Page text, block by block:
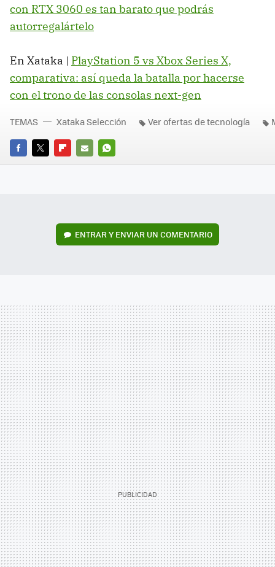
con RTX 3060 es tan barato que podrás
autorregalártelo
En Xataka | PlayStation 5 vs Xbox Series X,
comparativa: así queda la batalla por hacerse
con el trono de las consolas next-gen
FACEBOOK
TWITTERFLIPBOARD
E-
WHATSAPP
TEMAS Xataka Selección Ver ofertas de tecnología
ENTRAR Y ENVIAR UN COMENTARIO